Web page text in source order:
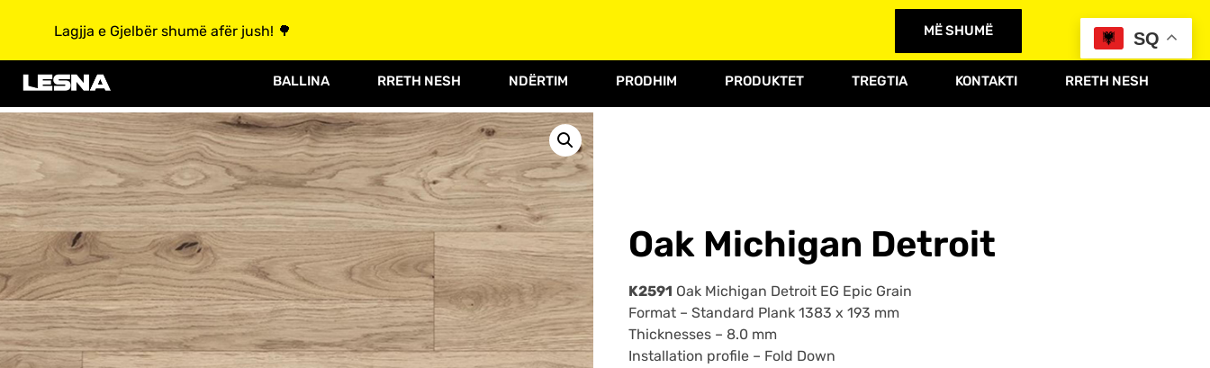
Lagjja e Gjelbër shumë afër jush! 🌳 MË SHUMË
BALLINA RRETH NESH NDËRTIM PRODHIM PRODUKTET TREGTIA KONTAKTI RRETH NESH
Oak Michigan Detroit
K2591 Oak Michigan Detroit EG Epic Grain
Format – Standard Plank 1383 x 193 mm
Thicknesses – 8.0 mm
Installation profile – Fold Down
SQ